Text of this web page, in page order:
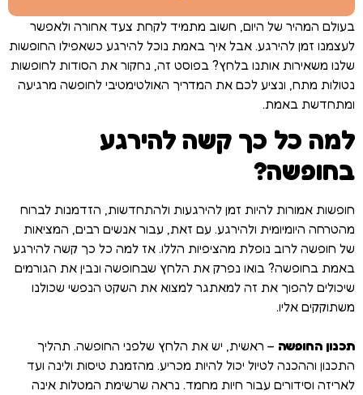
בעולם המהיר של היום, חשוב מתמיד לקחת צעד אחורה ולאפשר
לעצמנו זמן להירגע. אבל איך באמת נוכל להירגע כשאפילו החופשות
שלנו משאירות אותנו בלחץ? בפוסט זה, נחקור את הסודות לחופשות
נטולות מתח, ונציע לכם את המדריך האולטימטיבי לחופשה מרגיעה
ומתחדשת באמת.
למה כל כך קשה להירגע
בחופשה?
חופשות אמורות להיות זמן להירגעות ולהתחדשות, הזדמנות לברוח
מהטרחה היומיומית ולהירגע. עם זאת, עבור אנשים רבים, המציאות
של חופשה לרוב נופלת מהציפיות הללו. אז למה כל כך קשה להירגע
באמת בחופשה? בואו נפרק את הלחץ שבחופשה ונבין את הגורמים
שיכולים להפוך את זה למאתגר למצוא את השקט הנפשי שכולנו
משתוקקים אליו.
תכנון החופשה – ראשית, יש את הלחץ שלפני החופשה. תהליך
התכנון וההכנה לטיול יכול להיות מכריע. מהזמנת טיסות ולינה ועד
לאריזה וסידורים עבור חיות מחמד. נראה שרשימת המטלות אינה